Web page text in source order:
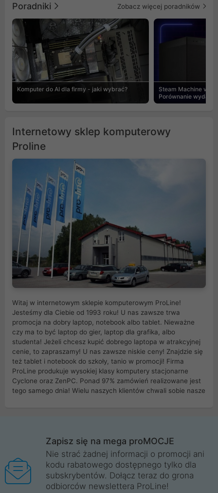
Poradniki Zobacz więcej poradników
Komputer do AI dla firmy - jaki wybrać?
Steam Machine vs
Porównanie
Internetowy sklep komputerowy
Proline
Witaj w internetowym sklepie komputerowym ProLine!
Jesteśmy dla Ciebie od 1993 roku! U nas zawsze trwa
promocja na dobry laptop, notebook albo tablet. Nieważne
czy ma to być laptop do gier, laptop dla grafika, albo
studenta! Jeżeli chcesz kupić dobrego laptopa w atrakcyjnej
cenie, to zapraszamy! U nas zawsze niskie ceny! Znajdzie się
też tablet i notebook do szkoły, tanio w promocji! Firma
ProLine produkuje wysokiej klasy komputery stacjonarne
Cyclone oraz ZenPC. Ponad 97% zamówień realizowane jest
tego samego dnia! Wielu naszych klientów chwali sobie nasze
Wrocław, Poznań, Legnica, Katowice, Gliwice, Kalisz, Bytom,
Trzebnica, Opole. Szybka i profesjonalna obsługa!
ProLine to polska firma ze 100% polskim kapitałem. Działamy
legalnie i płacimy podatki w naszym kraju! Posiadamy siedzibę
główną w Mirkowie oraz salony na terenie kraju. Cała
Zapisz się na mega proMOCJE
Nie strać żadnej informacji o promocji ani
kodu rabatowego dostępnego tylko dla
subskrybentów. Dołącz teraz do grona
odbiorców newslettera ProLine!